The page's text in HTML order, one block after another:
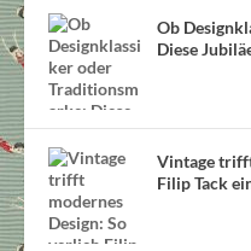
Ob
Diese
Vintage
Filip Tack